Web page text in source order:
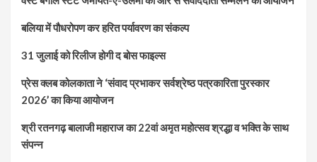
बलिया में पौधरोपण कर हरित पर्यावरण का संकल्प
31 जुलाई को रिलीज होगी द बोस फाइल्स
प्रेस क्लब कोलकाता ने ‘संवाद प्रभाकर सर्वश्रेष्ठ पत्रकारिता पुरस्कार
2026’ का किया आयोजन
श्री रतनगढ़ बालाजी महाराज का 22वां अमृत महोत्सव श्रद्धा व भक्ति के साथ
संपन्न